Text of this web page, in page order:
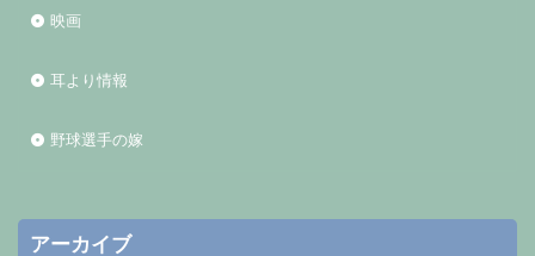
映画
耳より情報
野球選手の嫁
アーカイブ